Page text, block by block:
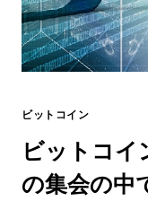
ビットコイン
ビットコイ
の集会の中